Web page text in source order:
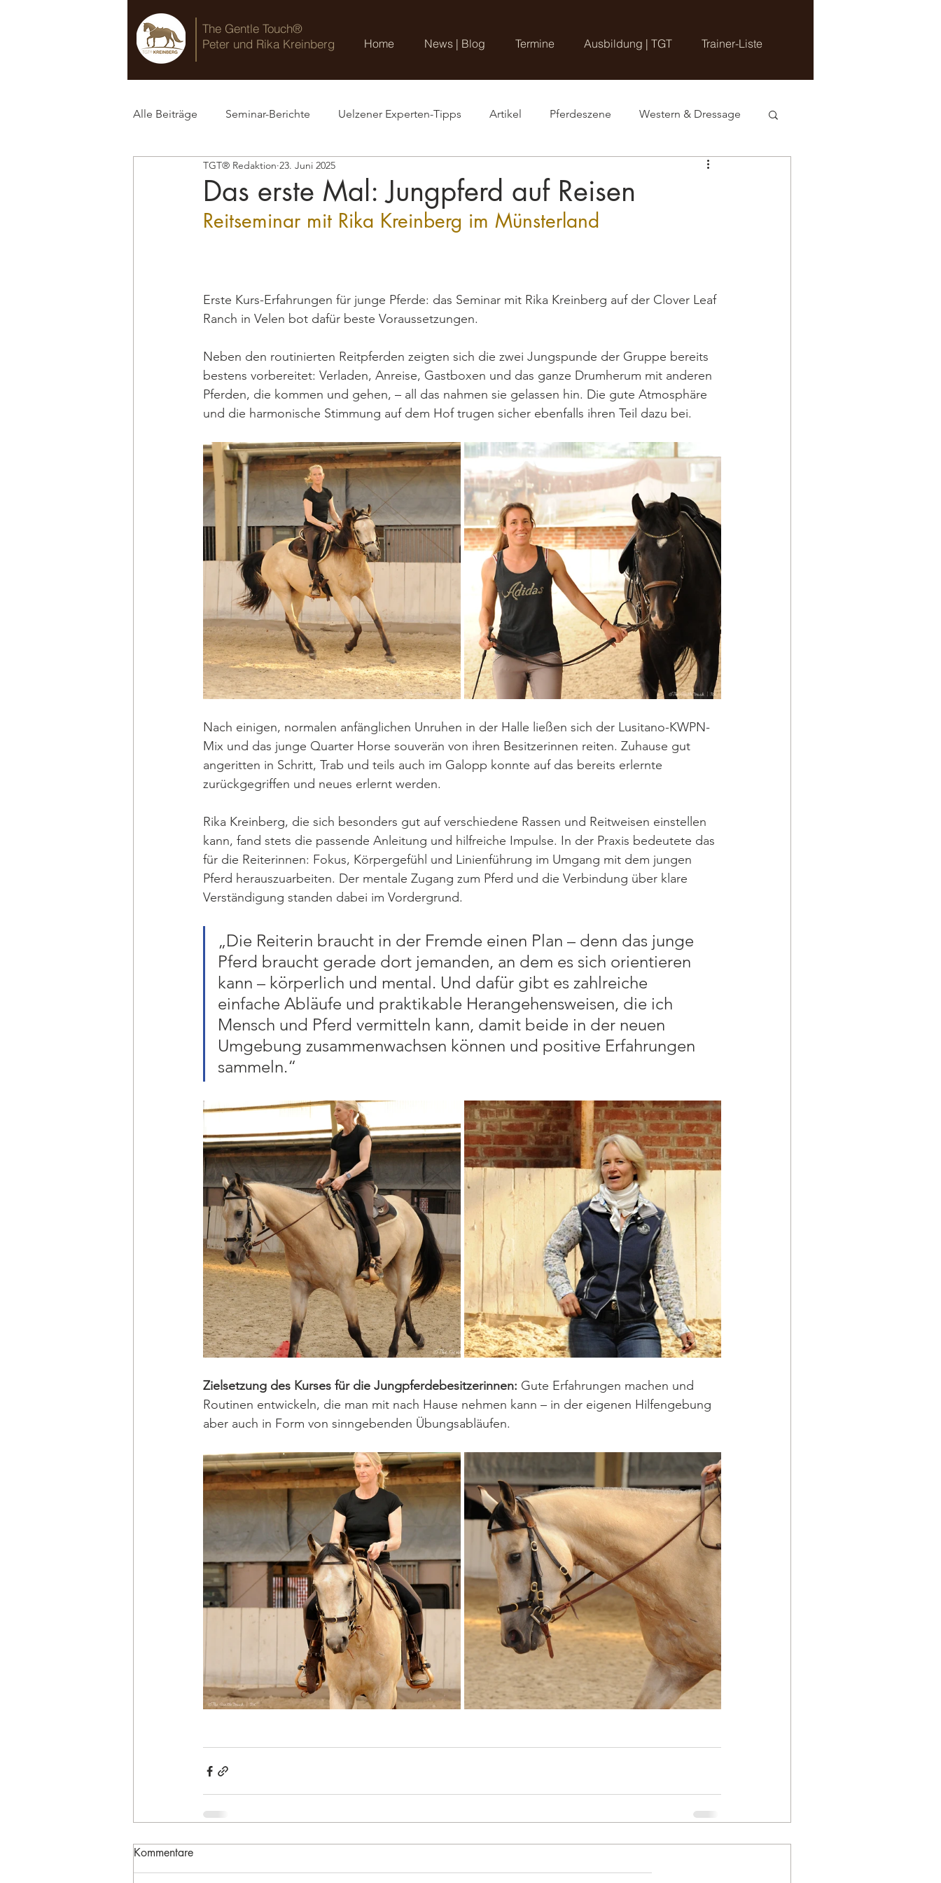
The Gentle Touch®
Peter und Rika Kreinberg
Home News | Blog Termine Ausbildung | TGT Trainer-Liste
Alle Beiträge Seminar-Berichte Uelzener Experten-Tipps Artikel Pferdeszene Western & Dressage
TGT® Blog
Das erste Mal: Jungpferd auf Reisen
TGT® Redaktion 23. Juni 2025
Reitseminar mit Rika Kreinberg im Münsterland
Erste Kurs-Erfahrungen für junge Pferde: das Seminar mit Rika Kreinberg auf der Clover Leaf
Ranch in Velen bot dafür beste Voraussetzungen.
Neben den routinierten Reitpferden zeigten sich die zwei Jungspunde der Gruppe bereits
bestens vorbereitet: Verladen, Anreise, Gastboxen und das ganze Drumherum mit anderen
Pferden, die kommen und gehen, – all das nahmen sie gelassen hin. Die gute Atmosphäre
und die harmonische Stimmung auf dem Hof trugen sicher ebenfalls ihren Teil dazu bei.
Nach einigen, normalen anfänglichen Unruhen in der Halle ließen sich der Lusitano-KWPN-
Mix und das junge Quarter Horse souverän von ihren Besitzerinnen reiten. Zuhause gut
angeritten in Schritt, Trab und teils auch im Galopp konnte auf das bereits erlernte
zurückgegriffen und neues erlernt werden.
Rika Kreinberg, die sich besonders gut auf verschiedene Rassen und Reitweisen einstellen
kann, fand stets die passende Anleitung und hilfreiche Impulse. In der Praxis bedeutete das
für die Reiterinnen: Fokus, Körpergefühl und Linienführung im Umgang mit dem jungen
Pferd herauszuarbeiten. Der mentale Zugang zum Pferd und die Verbindung über klare
Verständigung standen dabei im Vordergrund.
„Die Reiterin braucht in der Fremde einen Plan – denn das junge
Pferd braucht gerade dort jemanden, an dem es sich orientieren
kann – körperlich und mental. Und dafür gibt es zahlreiche
einfache Abläufe und praktikable Herangehensweisen, die ich
Mensch und Pferd vermitteln kann, damit beide in der neuen
Umgebung zusammenwachsen können und positive Erfahrungen
sammeln.“
Zielsetzung des Kurses für die Jungpferdebesitzerinnen: Gute Erfahrungen machen und
Routinen entwickeln, die man mit nach Hause nehmen kann – in der eigenen Hilfengebung
aber auch in Form von sinngebenden Übungsabläufen.
Kommentare